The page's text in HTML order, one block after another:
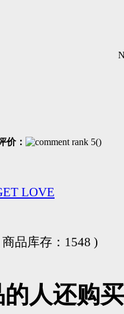
价： ()
LOVE
商品库存： 1548 )
人还购